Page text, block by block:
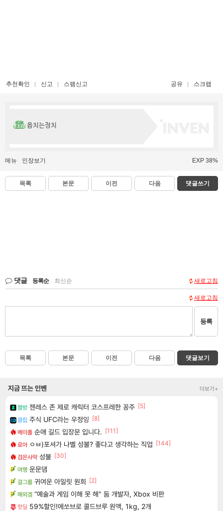
추천확인 신고 스팸신고 공유 스크랩
옵치는정치
메뉴 인장보기 EXP 38%
목록 본문 이전 다음 댓글쓰기
댓글 등록순 최신순 새로고침
새로고침
등록
목록 본문 이전 다음 댓글보기
지금 뜨는 인벤 더보기+
짤방 젠레스 존 제로 캐릭터 코스프레한 꽁주 [5]
클립 주식 UFC라는 우정잉 [8]
메이플 순애 길드 입장문 입니다. [111]
로아 ㅇㅂ)포셔가 나벨 성불? 좋다고 생각하는 직업 [144]
검은사막 성불 [30]
여행 운문댐
걸그룹 귀여운 아일릿 원희 [2]
해외겜 “예술과 게임 이해 못 해" 둠 개발자, Xbox 비판
핫딜 59%할인!에쏘브로 콜드브루 원액, 1kg, 2개